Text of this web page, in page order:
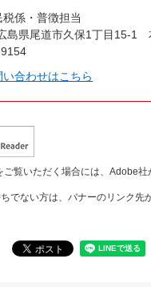
税係・普徴担当
島県尾道市久保1丁目15-1
い合わせはこちら
ご覧いただく場合には、Adobe
でない方は、バナーのリンク先